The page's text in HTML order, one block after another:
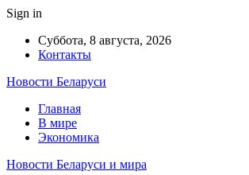
Sign in
Суббота, 8 августа, 2026
Контакты
Новости Беларуси
Главная
В мире
Экономика
Новости Беларуси и мира